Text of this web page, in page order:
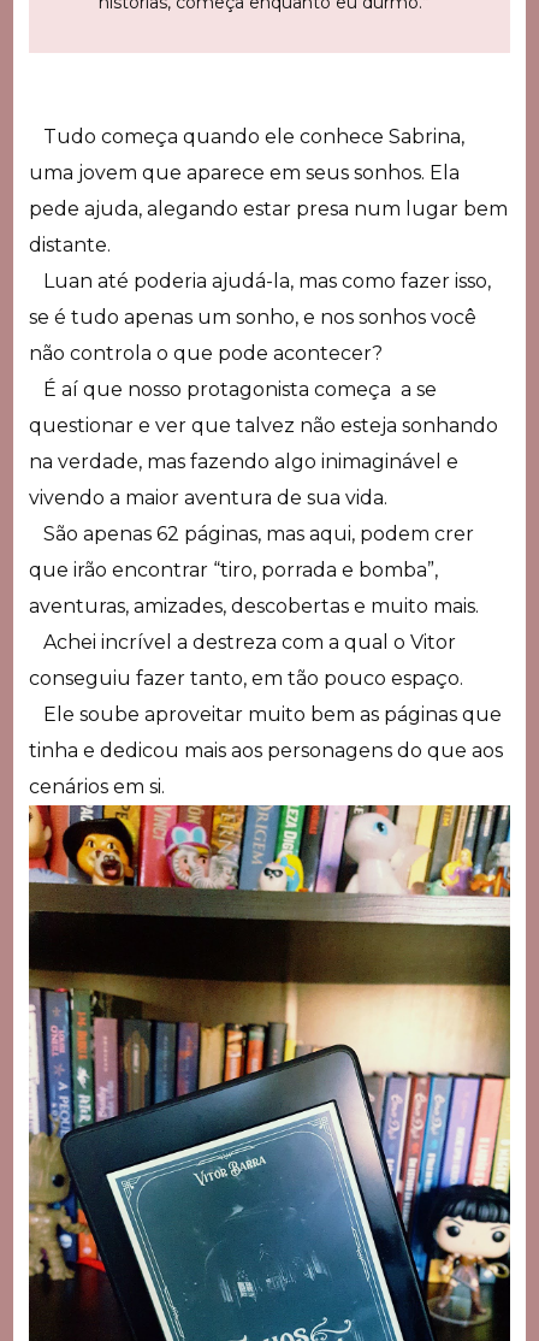
Tudo começa quando ele conhece Sabrina,
uma jovem que aparece em seus sonhos. Ela
pede ajuda, alegando estar presa num lugar bem
distante.
Luan até poderia ajudá-la, mas como fazer isso,
se é tudo apenas um sonho, e nos sonhos você
não controla o que pode acontecer?
É aí que nosso protagonista começa a se
questionar e ver que talvez não esteja sonhando
na verdade, mas fazendo algo inimaginável e
vivendo a maior aventura de sua vida.
São apenas 62 páginas, mas aqui, podem crer
que irão encontrar “tiro, porrada e bomba”,
aventuras, amizades, descobertas e muito mais.
Achei incrível a destreza com a qual o Vitor
conseguiu fazer tanto, em tão pouco espaço.
Ele soube aproveitar muito bem as páginas que
tinha e dedicou mais aos personagens do que aos
cenários em si.